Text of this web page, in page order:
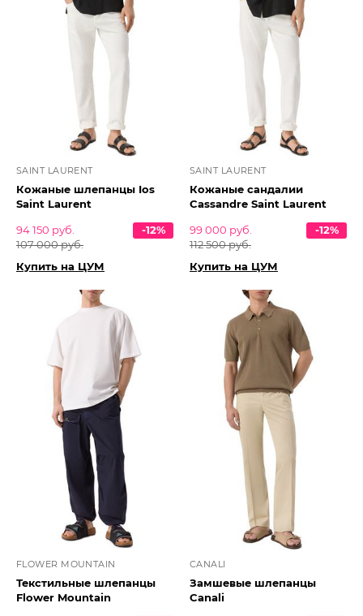
SAINT LAURENT
Кожаные шлепанцы Ios
Saint Laurent
94 150 руб.
107 000 руб.
-12%
Купить на ЦУМ
SAINT LAURENT
Кожаные сандалии
Cassandre Saint Laurent
99 000 руб.
112 500 руб.
-12%
Купить на ЦУМ
FLOWER MOUNTAIN
Текстильные шлепанцы
Flower Mountain
CANALI
Замшевые шлепанцы
Canali